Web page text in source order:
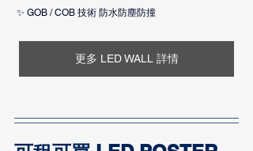
✨ GOB / COB 技術 防水防塵防撞
更多 LED WALL 詳情